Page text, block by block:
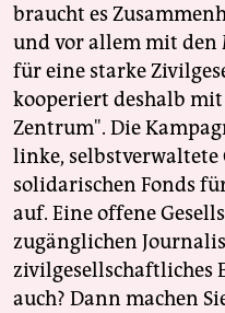
braucht es
und vor allem mit den
für eine starke
kooperiert deshalb
Zentrum". Die
linke,
solidarischen Fonds
auf. Eine offene
zugänglichen
zivilgesellschaftliches
auch? Dann machen